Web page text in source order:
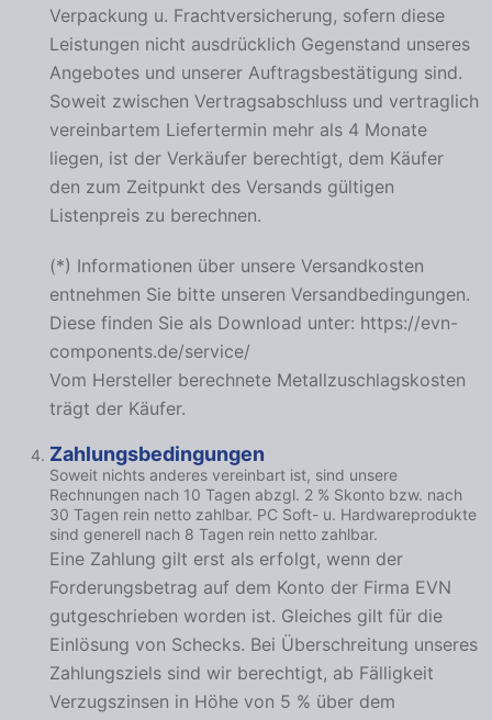
Verpackung u. Frachtversicherung, sofern diese
Leistungen nicht ausdrücklich Gegenstand unseres
Angebotes und unserer Auftragsbestätigung sind.
Soweit zwischen Vertragsabschluss und vertraglich
vereinbartem Liefertermin mehr als 4 Monate
liegen, ist der Verkäufer berechtigt, dem Käufer
den zum Zeitpunkt des Versands gültigen
Listenpreis zu berechnen.
(*) Informationen über unsere Versandkosten
entnehmen Sie bitte unseren Versandbedingungen.
Diese finden Sie als Download unter: https://evn-
components.de/service/
Vom Hersteller berechnete Metallzuschlagskosten
trägt der Käufer.
Zahlungsbedingungen
Soweit nichts anderes vereinbart ist, sind unsere
Rechnungen nach 10 Tagen abzgl. 2 % Skonto bzw. nach
30 Tagen rein netto zahlbar. PC Soft- u. Hardwareprodukte
sind generell nach 8 Tagen rein netto zahlbar.
Eine Zahlung gilt erst als erfolgt, wenn der
Forderungsbetrag auf dem Konto der Firma EVN
gutgeschrieben worden ist. Gleiches gilt für die
Einlösung von Schecks. Bei Überschreitung unseres
Zahlungsziels sind wir berechtigt, ab Fälligkeit
Verzugszinsen in Höhe von 5 % über dem